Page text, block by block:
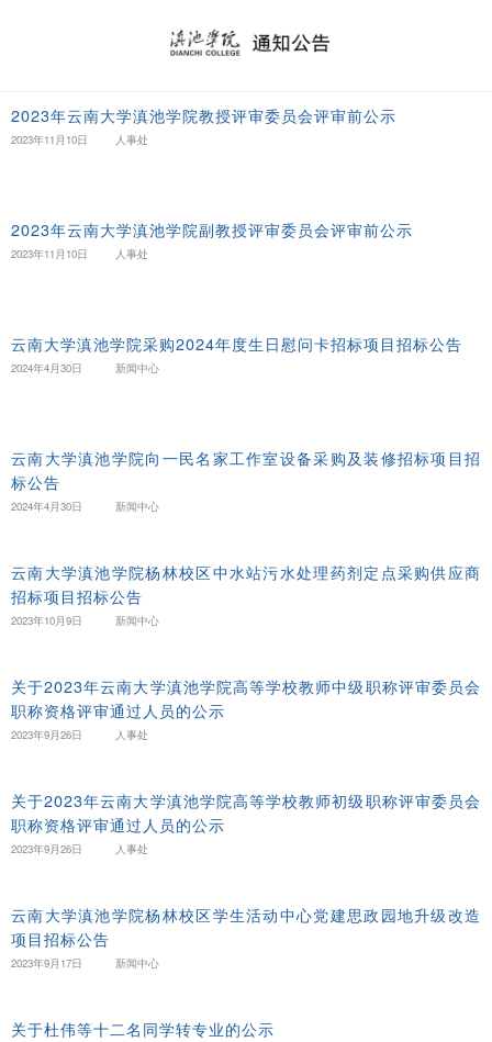
2023年云南大学滇池学院教授评审委员会评审前公示
2023年11月10日 人事处
2023年云南大学滇池学院副教授评审委员会评审前公示
2023年11月10日 人事处
云南大学滇池学院采购2024年度生日慰问卡招标项目招标公告
2024年4月30日 新闻中心
云南大学滇池学院向一民名家工作室设备采购及装修招标项目招
标公告
2024年4月30日 新闻中心
云南大学滇池学院杨林校区中水站污水处理药剂定点采购供应商
招标项目招标公告
2023年10月9日 新闻中心
关于2023年云南大学滇池学院高等学校教师中级职称评审委员会
职称资格评审通过人员的公示
2023年9月26日 人事处
关于2023年云南大学滇池学院高等学校教师初级职称评审委员会
职称资格评审通过人员的公示
2023年9月26日 人事处
云南大学滇池学院杨林校区学生活动中心党建思政园地升级改造
项目招标公告
2023年9月17日 新闻中心
关于杜伟等十二名同学转专业的公示